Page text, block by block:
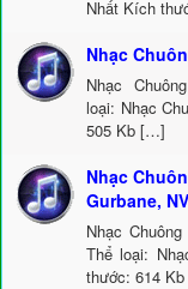
Nhất Kích
Nhạc
Nhạc
loại: Nhạc
505 Kb […]
Nhạc
Gurbane,
Nhạc
Thể loại:
thước: 614